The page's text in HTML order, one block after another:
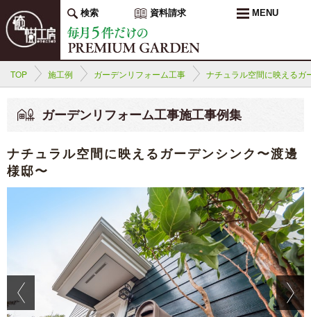
検索 資料請求 MENU
TOP 施工例 ガーデンリフォーム工事 ナチュラル空間に映えるガ
ガーデンリフォーム工事施工事例集
ナチュラル空間に映えるガーデンシンク〜渡邊
様邸〜